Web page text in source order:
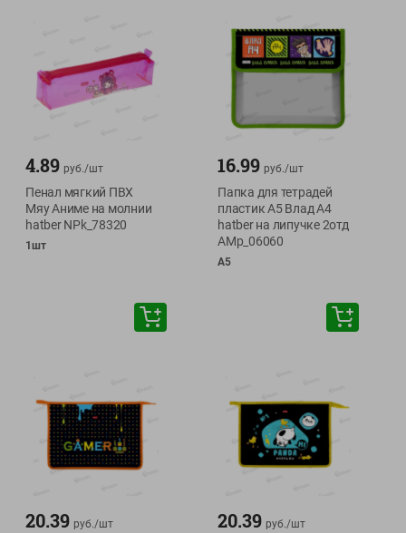
4.89 руб./шт
Пенал мягкий ПВХ
Мяу Аниме на молнии
hatber NPk_78320
1шт
16.99 руб./шт
Папка для тетрадей
пластик А5 Влад А4
hatber на липучке 2отд
AMp_06060
А5
20.39 руб./шт 20.39 руб./шт